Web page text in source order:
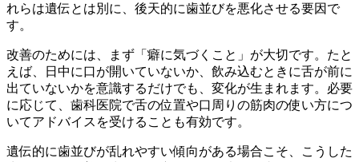
れらは遺伝とは別に、後天的に歯並びを悪化させる要因で
す。
改善のためには、まず「癖に気づくこと」が大切です。たと
えば、日中に口が開いていないか、飲み込むときに舌が前に
出ていないかを意識するだけでも、変化が生まれます。必要
に応じて、歯科医院で舌の位置や口周りの筋肉の使い方につ
いてアドバイスを受けることも有効です。
遺伝的に歯並びが乱れやすい傾向がある場合こそ、こうした